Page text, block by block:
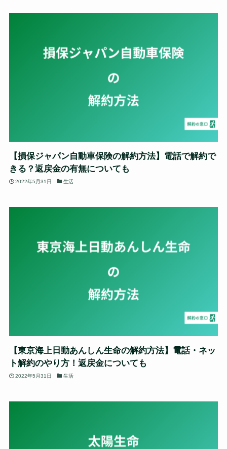
【損保ジャパン自動車保険の解約方法】電話で解約で
きる？返戻金の有無についても
2022年5月31日 生活
【東京海上日動あんしん生命の解約方法】電話・ネッ
ト解約のやり方！返戻金についても
2022年5月31日 生活